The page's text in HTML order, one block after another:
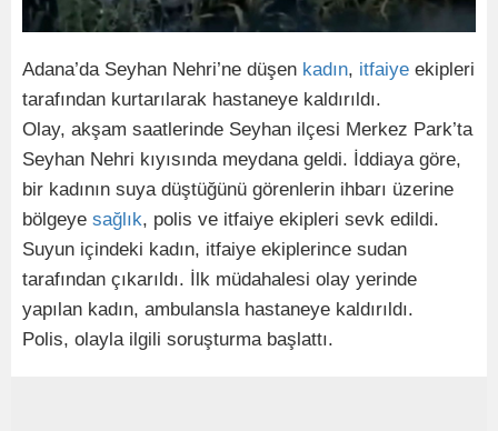
Adana’da Seyhan Nehri’ne düşen kadın, itfaiye ekipleri
tarafından kurtarılarak hastaneye kaldırıldı.
Olay, akşam saatlerinde Seyhan ilçesi Merkez Park’ta
Seyhan Nehri kıyısında meydana geldi. İddiaya göre,
bir kadının suya düştüğünü görenlerin ihbarı üzerine
bölgeye sağlık, polis ve itfaiye ekipleri sevk edildi.
Suyun içindeki kadın, itfaiye ekiplerince sudan
tarafından çıkarıldı. İlk müdahalesi olay yerinde
yapılan kadın, ambulansla hastaneye kaldırıldı.
Polis, olayla ilgili soruşturma başlattı.